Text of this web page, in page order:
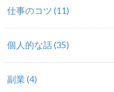
仕事のコツ (11)
個人的な話(35)
副業 (4)